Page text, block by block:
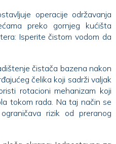
operacije održavanja
Isperite čistom vodom da
čistača bazena nakon
koji sadrži valjak
rotacioni mehanizam koji
rizik od preranog